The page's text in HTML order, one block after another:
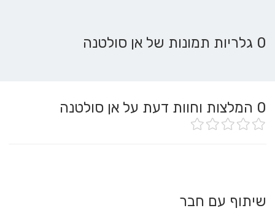
0 גלריות תמונות של אן סולטנה
0 המלצות וחוות דעת על אן סולטנה
שיתוף עם חבר